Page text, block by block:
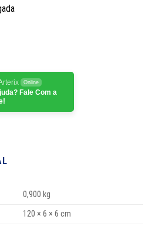
Online
Fale Com a
0,900 kg
120 × 6 × 6 cm